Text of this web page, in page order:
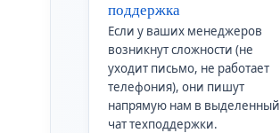
поддержка
Если у ваших менеджеров
возникнут сложности (не
уходит письмо, не работает
телефония), они пишут
напрямую нам в выделенный
чат техподдержки.